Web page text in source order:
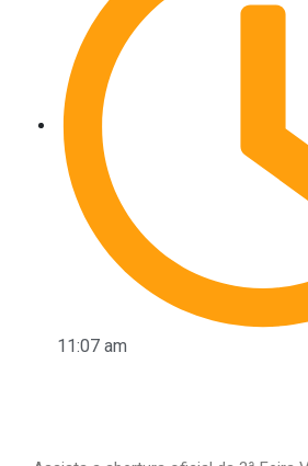
11:07 am